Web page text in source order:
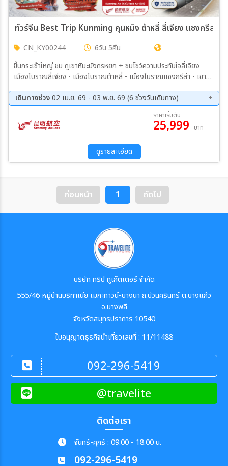
ทัวร์จีน Best Trip Kunming คุนหมิง ต้าหลี่ ลี่เจียง แชงกรีล่า ภู
CN_KY00244
6วัน 5คืน
ขึ้นกระเช้าใหญ่ ชม ภูเขาหิมะมังกรหยก + ชมโชว์ความประทับใจลี่เจียง
เมืองโบราณลี่เจียง - เมืองโบราณต้าหลี่ - เมืองโบราณแชงกรีล่า - เขาซี
-วัดหยวนทง - หม่าหยวนมิเตอร์เกจ
เดินทางช่วง02 เม.ย. 69 - 03 พ.ย. 69 (6 ช่วงวันเดินทาง)
22 ก.ย. 69 - 27 ก.ย. 69
14 ต.ค. 69 - 19 ต.ค. 69
20 ต.ค. 69 - 25 ต.ค. 69
29 ต.ค. 69 - 03 พ.ย. 69
ราคาเริ่มต้น
25,999 บาท
ดูรายละเอียด
ก่อนหน้า 1 ถัดไป
บริษัท ทริป ทูเก็ตเตอร์ จำกัด
555/46 หมู่บ้านบริทาเนีย เมกะทาวน์-บางนา ถ.บัวนครินทร์ ต.บางแก้ว
อ.บางพลี
จังหวัดสมุทรปราการ 10540
ใบอนุญาตธุรกิจนำเที่ยวเลขที่ : 11/11488
092-296-5419
@travelite
ติดต่อเรา
จันทร์-ศุกร์ : 09.00 - 18.00 น.
092-296-5419